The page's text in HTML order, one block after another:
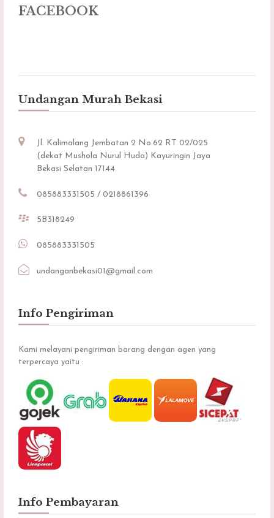
FACEBOOK
Undangan Murah Bekasi
Jl. Kalimalang Jembatan 2 No.62 RT 02/025
(dekat Mushola Nurul Huda) Kayuringin Jaya
Bekasi Selatan 17144
085883331505 / 0218861396
5B318249
085883331505
undanganbekasi01@gmail.com
Info Pengiriman
Kami melayani pengiriman barang dengan agen yang
terpercaya yaitu :
Info Pembayaran